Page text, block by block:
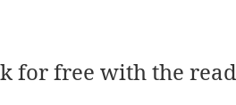
for free with the